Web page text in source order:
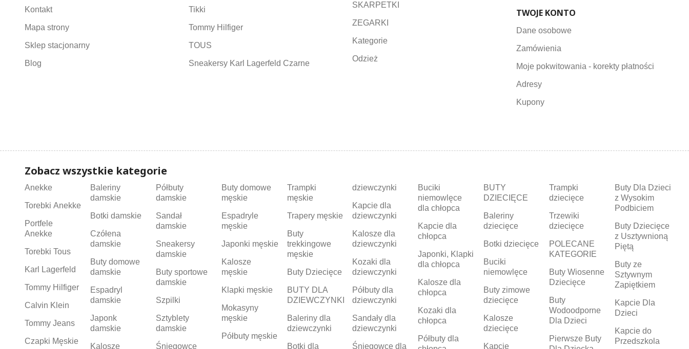
Kontakt
Mapa strony
Sklep stacjonarny
Blog
Tikki
Tommy Hilfiger
TOUS
Sneakersy Karl Lagerfeld Czarne
SKARPETKI
ZEGARKI
Kategorie
Odzież
TWOJE KONTO
Dane osobowe
Zamówienia
Moje pokwitowania - korekty płatności
Adresy
Kupony
Zobacz wszystkie kategorie
Anekke
Torebki Anekke
Portfele
Anekke
Torebki Tous
Karl Lagerfeld
Tommy Hilfiger
Calvin Klein
Tommy Jeans
Czapki Męskie
Baleriny
damskie
Botki damskie
Czółena
damskie
Buty domowe
damskie
Espadryl
damskie
Japonk
damskie
Kalosze
Półbuty
damskie
Sandał
damskie
Sneakersy
damskie
Buty sportowe
damskie
Szpilki
Sztyblety
damskie
Śniegowce
Buty domowe
męskie
Espadryle
męskie
Japonki męskie
Kalosze
męskie
Klapki męskie
Mokasyny
męskie
Półbuty męskie
Trampki
męskie
Trapery męskie
Buty
trekkingowe
męskie
Buty Dziecięce
BUTY DLA
DZIEWCZYNKI
Baleriny dla
dziewczynki
Botki dla
dziewczynki
Kapcie dla
dziewczynki
Kalosze dla
dziewczynki
Kozaki dla
dziewczynki
Półbuty dla
dziewczynki
Sandały dla
dziewczynki
Śniegowce dla
Buciki
niemowlęce
dla chłopca
Kapcie dla
chłopca
Japonki, Klapki
dla chłopca
Kalosze dla
chłopca
Kozaki dla
chłopca
Półbuty dla
BUTY
DZIECIĘCE
Baleriny
dziecięce
Botki dziecięce
Buciki
niemowlęce
Buty zimowe
dziecięce
Kalosze
dziecięce
Kapcie
Trampki
dziecięce
Trzewiki
dziecięce
POLECANE
KATEGORIE
Buty Wiosenne
Dziecięce
Buty
Wodoodporne
Dla Dzieci
Pierwsze Buty
Buty Dla Dzieci
z Wysokim
Podbiciem
Buty Dziecięce
z Usztywnioną
Piętą
Buty ze
Sztywnym
Zapiętkiem
Kapcie Dla
Dzieci
Kapcie do
Przedszkola